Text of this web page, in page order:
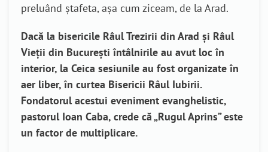
preluând ștafeta, așa cum ziceam, de la Arad.
Dacă la bisericile Râul Trezirii din Arad și Râul
Vieții din București întâlnirile au avut loc în
interior, la Ceica sesiunile au fost organizate în
aer liber, în curtea Bisericii Râul Iubirii.
Fondatorul acestui eveniment evanghelistic,
pastorul Ioan Caba, crede că „Rugul Aprins” este
un factor de multiplicare.